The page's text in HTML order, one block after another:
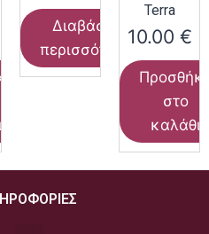
Διαβάστε
περισσότερα
Terra
10.00 €
στο
καλάθι